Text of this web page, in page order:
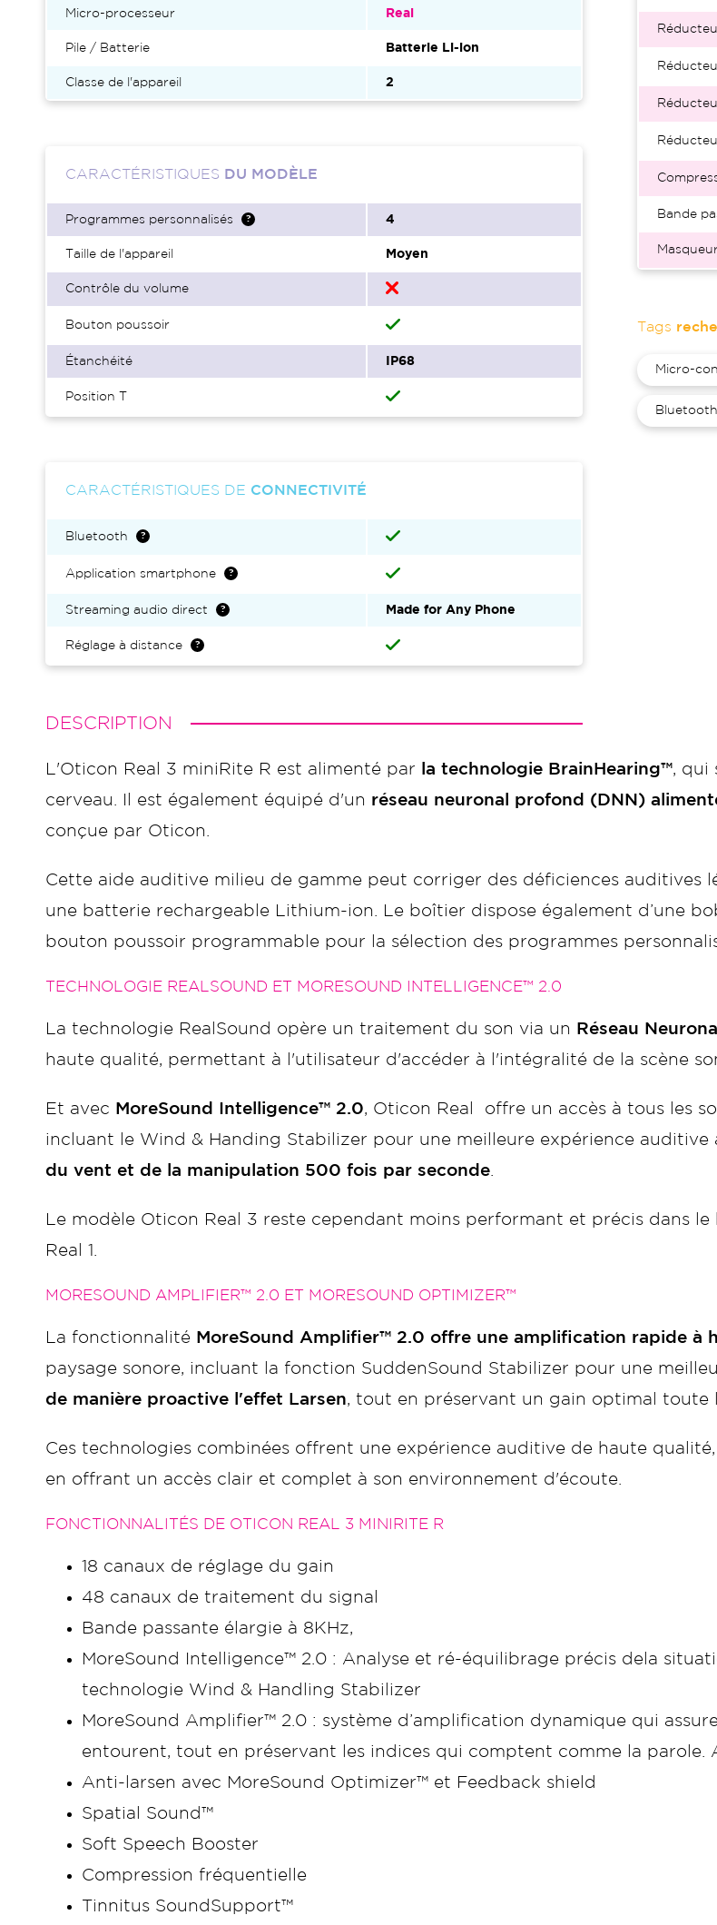
Micro-processeur Real
Pile / Batterie Batterie Li-ion
Classe de l'appareil 2
CARACTÉRISTIQUES DU MODÈLE
Programmes personnalisés 4
Taille de l'appareil Moyen
Contrôle du volume
Bouton poussoir
Étanchéité IP68
Position T
CARACTÉRISTIQUES DE CONNECTIVITÉ
Bluetooth
Application smartphone
Streaming audio direct Made for Any Phone
Réglage à distance
Bande
Tags
Micro-
Bluetooth
DESCRIPTION
L'Oticon Real 3 miniRite R est alimenté par la technologie BrainHearing™, qui
cerveau. Il est également équipé d'un réseau neuronal profond (DNN)
conçue par Oticon.
Cette aide auditive milieu de gamme peut corriger des déficiences auditives
une batterie rechargeable Lithium-ion. Le boîtier dispose également d’une
bouton poussoir programmable pour la sélection des programmes
TECHNOLOGIE REALSOUND ET MORESOUND INTELLIGENCE™ 2.0
La technologie RealSound opère un traitement du son via un Réseau
haute qualité, permettant à l'utilisateur d'accéder à l'intégralité de la scène
Et avec MoreSound Intelligence™ 2.0, Oticon Real offre un accès à tous les
incluant le Wind & Handing Stabilizer pour une meilleure expérience
du vent et de la manipulation 500 fois par seconde
Le modèle Oticon Real 3 reste cependant moins performant et précis dans
Real 1.
MORESOUND AMPLIFIER™ 2.0 ET MORESOUND OPTIMIZER™
La fonctionnalité MoreSound Amplifier™ 2.0 offre une amplification rapide à
paysage sonore, incluant la fonction SuddenSound Stabilizer pour une
de manière proactive l'effet Larsen, tout en préservant un gain optimal toute
Ces technologies combinées offrent une expérience auditive de haute
en offrant un accès clair et complet à son environnement d'écoute.
FONCTIONNALITÉS DE OTICON REAL 3 MINIRITE R
18 canaux de réglage du gain
48 canaux de traitement du signal
Bande passante élargie à 8KHz,
MoreSound Intelligence™ 2.0 : Analyse et ré-équilibrage précis dela
technologie Wind & Handling Stabilizer
MoreSound Amplifier™ 2.0 : système d’amplification dynamique qui
entourent, tout en préservant les indices qui comptent comme la parole.
Anti-larsen avec MoreSound Optimizer™ et Feedback shield
Spatial Sound™
Soft Speech Booster
Compression fréquentielle
Tinnitus SoundSupport™